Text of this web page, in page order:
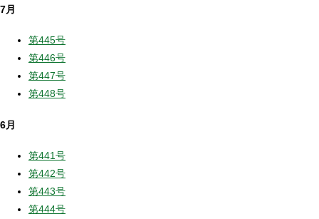
7月
第445号
第446号
第447号
第448号
6月
第441号
第442号
第443号
第444号